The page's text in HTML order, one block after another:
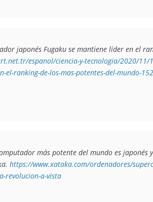
japonés Fugaku se mantiene líder en el
espanol/ciencia-y-tecnologia/2020/11/
el-ranking-de-los-mas-potentes-del-mundo-
más potente del mundo es japonés
https://www.xataka.com/ordenadores/
revolucion-a-vista